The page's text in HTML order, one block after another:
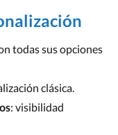
todas sus opciones
clásica.
: visibilidad